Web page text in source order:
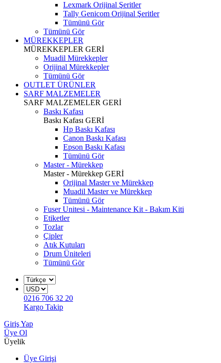
Lexmark Orijinal Şeritler
Tally Genicom Orijinal Şeritler
Tümünü Gör
Tümünü Gör
MÜREKKEPLER
MÜREKKEPLER GERİ
Muadil Mürekkepler
Orijinal Mürekkepler
Tümünü Gör
OUTLET ÜRÜNLER
SARF MALZEMELER
SARF MALZEMELER GERİ
Baskı Kafası
Baskı Kafası GERİ
Hp Baskı Kafası
Canon Baskı Kafası
Epson Baskı Kafası
Tümünü Gör
Master - Mürekkep
Master - Mürekkep GERİ
Orijinal Master ve Mürekkep
Muadil Master ve Mürekkep
Tümünü Gör
Fuser Unitesi - Maintenance Kit - Bakım Kiti
Etiketler
Tozlar
Çipler
Atık Kutuları
Drum Üniteleri
Tümünü Gör
0216 706 32 20
Kargo Takip
Giriş Yap
Üye Ol
Üyelik
Üye Girişi